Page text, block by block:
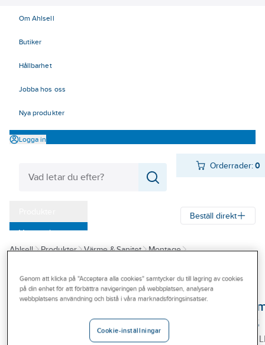
Om Ahlsell
Butiker
Hållbarhet
Jobba hos oss
Nya produkter
Logga in
Orderrader:0
Varumärken
Kampanjer
Outlet
Branscher
Beställ direkt
Ahlsell Produkter Värme & Sanitet
Montage
UNIPAK
Multiseal Water S
MULTISEAL WATER S 5
Genom att klicka på "Acceptera alla cookies" samtycker du till lagring av cookies
på din enhet för att förbättra navigeringen på webbplatsen, analysera
webbplatsens användning och bistå i våra marknadsföringsinsatser.
Cookie-inställningar